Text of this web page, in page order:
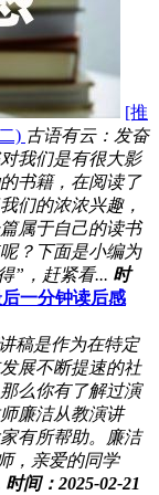
[推
) 古语有云：发奋
我们是有很大影
书籍，在阅读了
们的浓浓兴趣，
属于自己的读书
？下面是小编为
”，赶紧看... 时
一分钟读后感
稿是作为在特定
展不断提速的社
么你有了解过演
廉洁从教演讲
有所帮助。廉洁
，亲爱的同学
时间：2025-02-21